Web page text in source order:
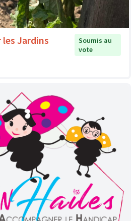
Jardins
Soumis au
vote